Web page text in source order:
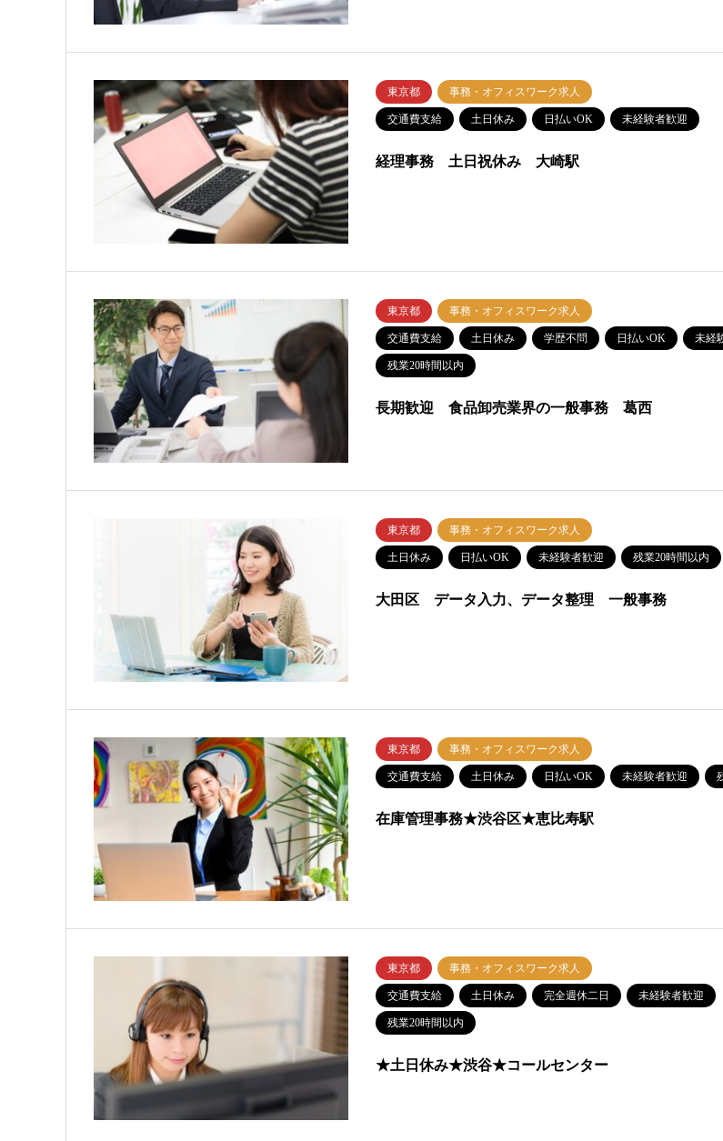
東京都 事務・オフィスワーク求人
交通費支給 土日休み 日払いOK 未経験者歓迎
経理事務 土日祝休み 大崎駅
東京都 事務・オフィスワーク求人
交通費支給 土日休み 学歴不問 日払いOK 未経
残業20時間以内
長期歓迎 食品卸売業界の一般事務 葛西
東京都 事務・オフィスワーク求人
土日休み 日払いOK 未経験者歓迎 残業20時間以内
大田区 データ入力、データ整理 一般事務
東京都 事務・オフィスワーク求人
交通費支給 土日休み 日払いOK 未経験者歓迎
在庫管理事務★渋谷区★恵比寿駅
東京都 事務・オフィスワーク求人
交通費支給 土日休み 完全週休二日 未経験者歓迎
残業20時間以内
★土日休み★渋谷★コールセンター